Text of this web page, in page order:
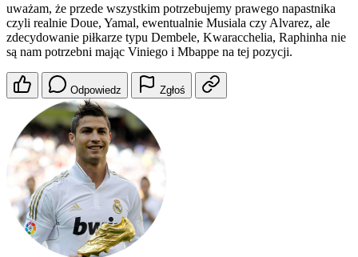
uważam, że przede wszystkim potrzebujemy prawego napastnika
czyli realnie Doue, Yamal, ewentualnie Musiala czy Alvarez, ale
zdecydowanie piłkarze typu Dembele, Kwaracchelia, Raphinha nie
są nam potrzebni mając Viniego i Mbappe na tej pozycji.
Odpowiedz Zgłoś